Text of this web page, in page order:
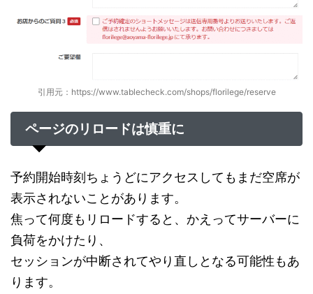
引用元：https://www.tablecheck.com/shops/florilege/reserve
ページのリロードは慎重に
予約開始時刻ちょうどにアクセスしてもまだ空席が
表示されないことがあります。
焦って何度もリロードすると、かえってサーバーに
負荷をかけたり、
セッションが中断されてやり直しとなる可能性もあ
ります。